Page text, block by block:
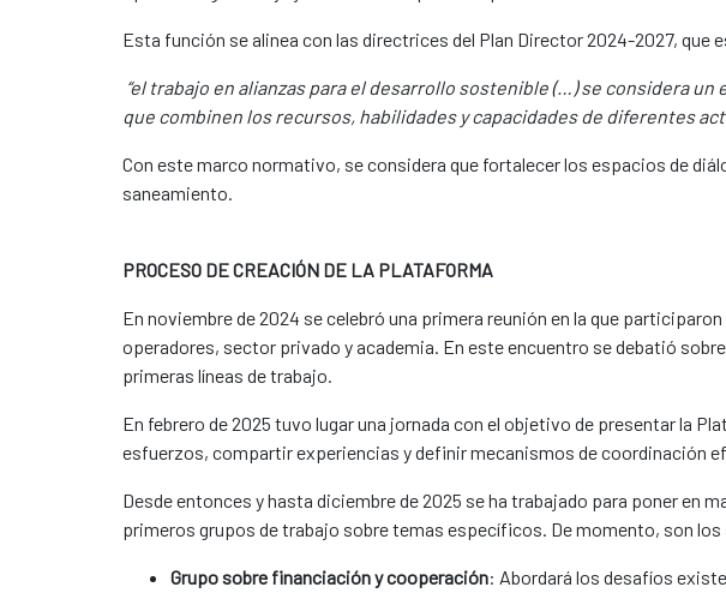
Esta función se alinea con las directrices del Plan Director 2024-2027, que
“el trabajo en alianzas para el desarrollo sostenible (…) se considera
que combinen los recursos, habilidades y capacidades de diferentes
Con este marco normativo, se considera que fortalecer los espacios de
saneamiento.
PROCESO DE CREACIÓN DE LA PLATAFORMA
En noviembre de 2024 se celebró una primera reunión en la que
operadores, sector privado y academia. En este encuentro se debatió
primeras líneas de trabajo.
En febrero de 2025 tuvo lugar una jornada con el objetivo de presentar la
esfuerzos, compartir experiencias y definir mecanismos de coordinación
Desde entonces y hasta diciembre de 2025 se ha trabajado para poner en
primeros grupos de trabajo sobre temas específicos. De momento, son
Grupo sobre financiación y cooperación: Abordará los desafíos